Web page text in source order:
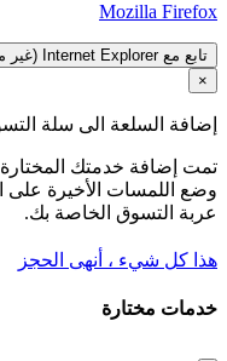
Mozilla Firefox
تابع مع Internet Explorer (غير مدعوم)
×
إضافة السلعة الى سلة
تمت إضافة خدمتك
وضع اللمسات الأخيرة على
عربة التسوق الخاصة بك.
هذا كل شيء ، أنهى الحجز
خدمات مختارة